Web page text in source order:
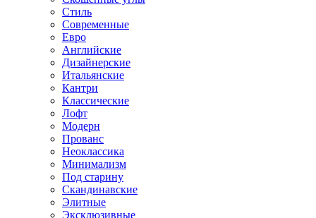
Стиль
Современные
Евро
Английские
Дизайнерские
Итальянские
Кантри
Классические
Лофт
Модерн
Прованс
Неоклассика
Минимализм
Под старину
Скандинавские
Элитные
Эксклюзивные